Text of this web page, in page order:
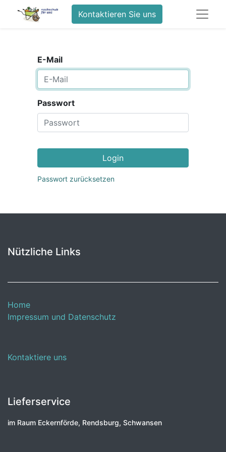
Kontaktieren Sie uns
E-Mail
Passwort
Login
Passwort zurücksetzen
Nützliche Links
Home
Impressum und Datenschutz
Kontaktiere uns
Lieferservice
im Raum Eckernförde, Rendsburg, Schwansen